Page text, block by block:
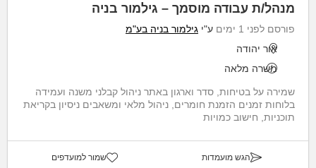
מנהל/ת עבודה מוסמך – גילמור בניה
פורסם לפני 1 ימים ע"י גילמור בניה בע"מ
אור יהודה
משרה מלאה
שמירה על בטיחות, סדר וארגון באתר ניהול קבלני משנה ועמידה
בלוחות זמנים הזמנת חומרים, ניהול מלאי ומשאבים ניסיון בקריאת
תוכניות, חישוב כמויות
הגש מועמדות שמור למועדפים